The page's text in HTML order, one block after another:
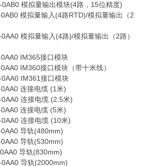
模拟量输出模块(4路，15位精度)
模拟量输入(4路RTD)/模拟量输出（2
模拟量输入(4路)/模拟量输出（2路）
IM365接口模块
IM360接口模块（带十米线）
IM361接口模块
连接电缆 (1米)
连接电缆 (2.5米)
连接电缆 (5米)
连接电缆 (10米)
导轨(480mm)
导轨(530mm)
导轨(830mm)
导轨(2000mm)